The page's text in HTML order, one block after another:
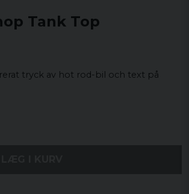
Tank Top
tryck av hot rod-bil och text på